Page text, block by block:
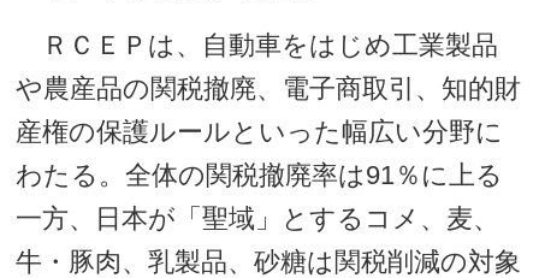
ＲＣＥＰは、自動車をはじめ工業製品
や農産品の関税撤廃、電子商取引、知的財
産権の保護ルールといった幅広い分野に
わたる。全体の関税撤廃率は91％に上る
一方、日本が「聖域」とするコメ、麦、
牛・豚肉、乳製品、砂糖は関税削減の対象